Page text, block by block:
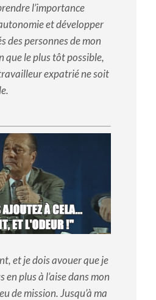
l’importance
et développer
des personnes de mon
que le plus tôt possible,
expatrié ne soit
et je dois avouer que je
en plus à l’aise dans mon
de mission. Jusqu’à ma